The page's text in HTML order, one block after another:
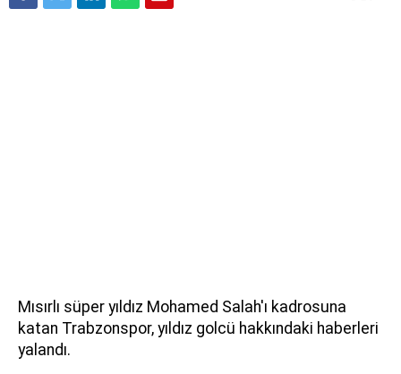
Mısırlı süper yıldız Mohamed Salah'ı kadrosuna
katan Trabzonspor, yıldız golcü hakkındaki haberleri
yalandı.